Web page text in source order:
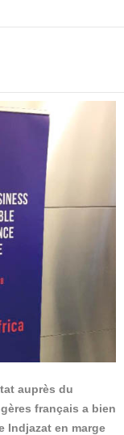
auprès du
français a bien
Indjazat en marge